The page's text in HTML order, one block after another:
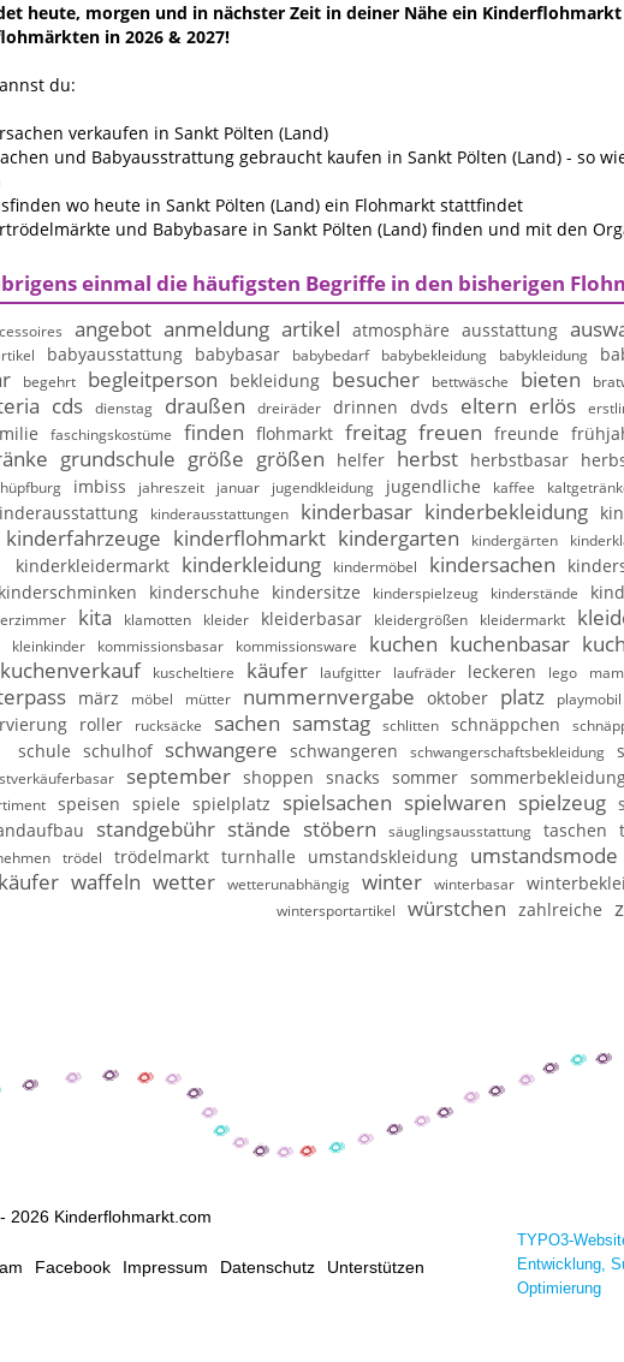
heute, morgen und in nächster Zeit in deiner Nähe ein
in 2026 & 2027!
du:
verkaufen in Sankt Pölten (Land)
und Babyausstrattung gebraucht kaufen in Sankt Pölten (Land) - so
wo heute in Sankt Pölten (Land) ein Flohmarkt stattfindet
und Babybasare in Sankt Pölten (Land) finden und mit den
einmal die häufigsten Begriffe in den bisherigen
angebot anmeldung artikel atmosphäre ausstattung
babyausstattung babybasar babybedarf babybekleidung babykleidung
begehrt begleitperson bekleidung besucher bettwäsche bieten
cds dienstag draußen dreiräder drinnen dvds eltern erlös
faschingskostüme finden flohmarkt freitag freuen freunde
grundschule größe größen helfer herbst herbstbasar
hüpfburg imbiss jahreszeit januar jugendkleidung jugendliche kaffee
kinderausstattungen kinderbasar kinderbekleidung
kinderfahrzeuge kinderflohmarkt kindergarten kindergärten
kinderkleidermarkt
kinderkleidung kindermöbel kindersachen
kinderschminken kinderschuhe kindersitze kinderspielzeug kinderstände
kita klamotten kleider kleiderbasar kleidergrößen kleidermarkt
kleinkinder
kommissionsbasar kommissionsware kuchen kuchenbasar
kuchenverkauf kuscheltiere käufer laufgitter laufräder leckeren lego
märz möbel mütter nummernvergabe oktober platz playmobil
roller rucksäcke sachen samstag schlitten schnäppchen
schule schulhof schwangere schwangeren schwangerschaftsbekleidung
september shoppen snacks sommer
speisen spiele spielplatz spielsachen spielwaren spielzeug
standgebühr stände stöbern säuglingsausstattung taschen
trödel trödelmarkt turnhalle umstandskleidung umstandsmode
waffeln wetter wetterunabhängig winter winterbasar
wintersportartikel
würstchen zahlreiche
2026 Kinderflohmarkt.com
Facebook Impressum Datenschutz Unterstützen
TYPO3-
Entwicklung,
Optimierung